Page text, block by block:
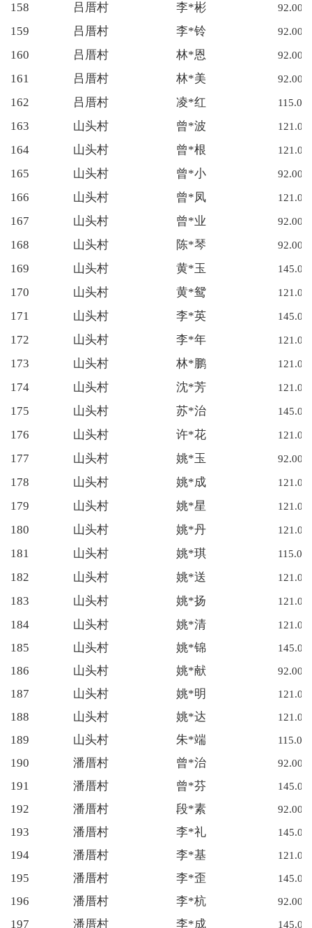
158 吕厝村 李*彬 92.00
159 吕厝村 李*铃 92.00
160 吕厝村 林*恩 92.00
161 吕厝村 林*美 92.00
162 吕厝村 凌*红 115.00
163 山头村 曾*波 121.00
164 山头村 曾*根 121.00
165 山头村 曾*小 92.00
166 山头村 曾*凤 121.00
167 山头村 曾*业 92.00
168 山头村 陈*琴 92.00
169 山头村 黄*玉 145.00
170 山头村 黄*鸳 121.00
171 山头村 李*英 145.00
172 山头村 李*年 121.00
173 山头村 林*鹏 121.00
174 山头村 沈*芳 121.00
175 山头村 苏*治 145.00
176 山头村 许*花 121.00
177 山头村 姚*玉 92.00
178 山头村 姚*成 121.00
179 山头村 姚*星 121.00
180 山头村 姚*丹 121.00
181 山头村 姚*琪 115.00
182 山头村 姚*送 121.00
183 山头村 姚*扬 121.00
184 山头村 姚*清 121.00
185 山头村 姚*锦 145.00
186 山头村 姚*献 92.00
187 山头村 姚*明 121.00
188 山头村 姚*达 121.00
189 山头村 朱*端 115.00
190 潘厝村 曾*治 92.00
191 潘厝村 曾*芬 145.00
192 潘厝村 段*素 92.00
193 潘厝村 李*礼 145.00
194 潘厝村 李*基 121.00
195 潘厝村 李*歪 145.00
196 潘厝村 李*杭 92.00
197 潘厝村 李*成 145.00